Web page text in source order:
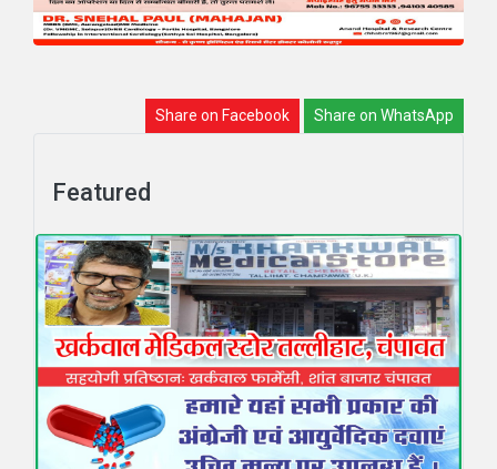
Share on Facebook Share on WhatsApp
Featured